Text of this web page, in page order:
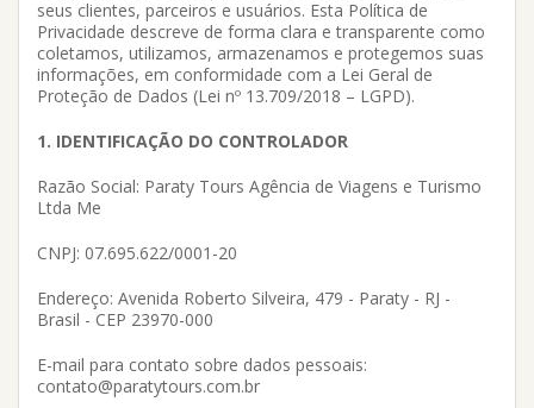
seus clientes, parceiros e usuários. Esta Política de
Privacidade descreve de forma clara e transparente como
coletamos, utilizamos, armazenamos e protegemos suas
informações, em conformidade com a Lei Geral de
Proteção de Dados (Lei nº 13.709/2018 – LGPD).
1. IDENTIFICAÇÃO DO CONTROLADOR
Razão Social: Paraty Tours Agência de Viagens e Turismo
Ltda Me
CNPJ: 07.695.622/0001-20
Endereço: Avenida Roberto Silveira, 479 - Paraty - RJ -
Brasil - CEP 23970-000
E-mail para contato sobre dados pessoais:
contato@paratytours.com.br